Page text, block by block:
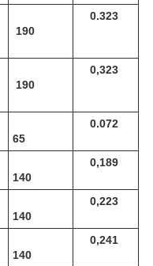
190
0.323
190
0,323
65
0.072
140
0,189
140
0,223
140
0,241